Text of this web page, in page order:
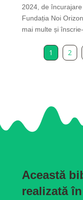
2024, de
Fundația Noi
mai multe și înscrie-
1 2
Această
realizată